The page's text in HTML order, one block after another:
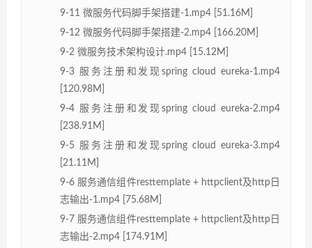
9-11 微服务代码脚手架搭建-1.mp4 [51.16M]
9-12 微服务代码脚手架搭建-2.mp4 [166.20M]
9-2 微服务技术架构设计.mp4 [15.12M]
9-3 服务注册和发现spring cloud eureka-1.mp4
[120.98M]
9-4 服务注册和发现spring cloud eureka-2.mp4
[238.91M]
9-5 服务注册和发现spring cloud eureka-3.mp4
[21.11M]
9-6 服务通信组件resttemplate + httpclient及http日
志输出-1.mp4 [75.68M]
9-7 服务通信组件resttemplate + httpclient及http日
志输出-2.mp4 [174.91M]